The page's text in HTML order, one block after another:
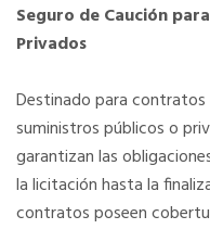
Seguro de Caución
Privados
Destinado para
suministros públicos o
garantizan las
la licitación hasta la
contratos poseen